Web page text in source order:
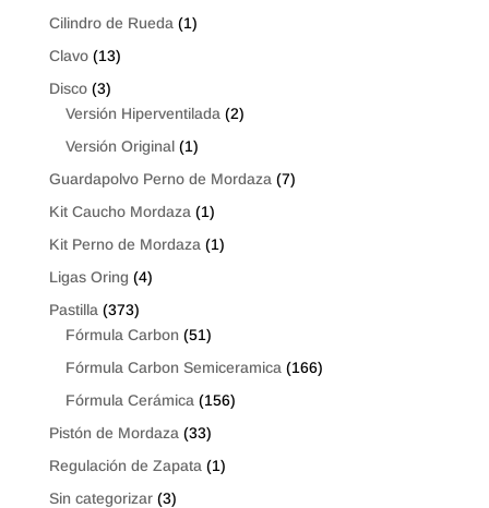
Cilindro de Rueda (1)
Clavo (13)
Disco (3)
Versión Hiperventilada (2)
Versión Original (1)
Guardapolvo Perno de Mordaza (7)
Kit Caucho Mordaza (1)
Kit Perno de Mordaza (1)
Ligas Oring (4)
Pastilla (373)
Fórmula Carbon (51)
Fórmula Carbon Semiceramica (166)
Fórmula Cerámica (156)
Pistón de Mordaza (33)
Regulación de Zapata (1)
Sin categorizar (3)